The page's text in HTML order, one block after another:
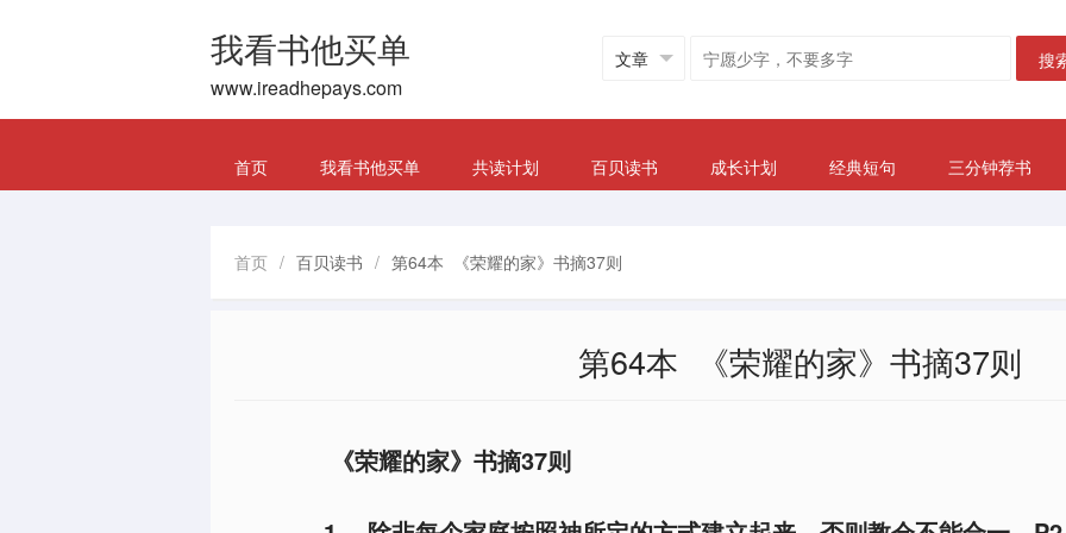
我看书他买单
www.ireadhepays.com
搜
首页 我看书他买单 共读计划 百贝读书 成长计划 经典短句 三分钟荐书
首页 / 百贝读书 / 第64本 《荣耀的家》书摘37则
第64本 《荣耀的家》书摘37则
《荣耀的家》书摘37则